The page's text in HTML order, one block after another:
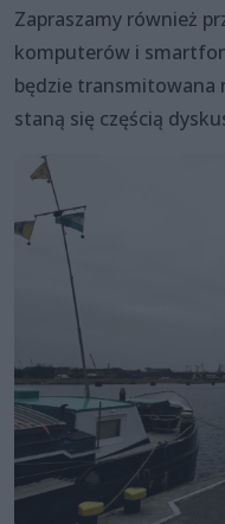
Zapraszamy również
komputerów i
będzie transmitowana
staną się częścią